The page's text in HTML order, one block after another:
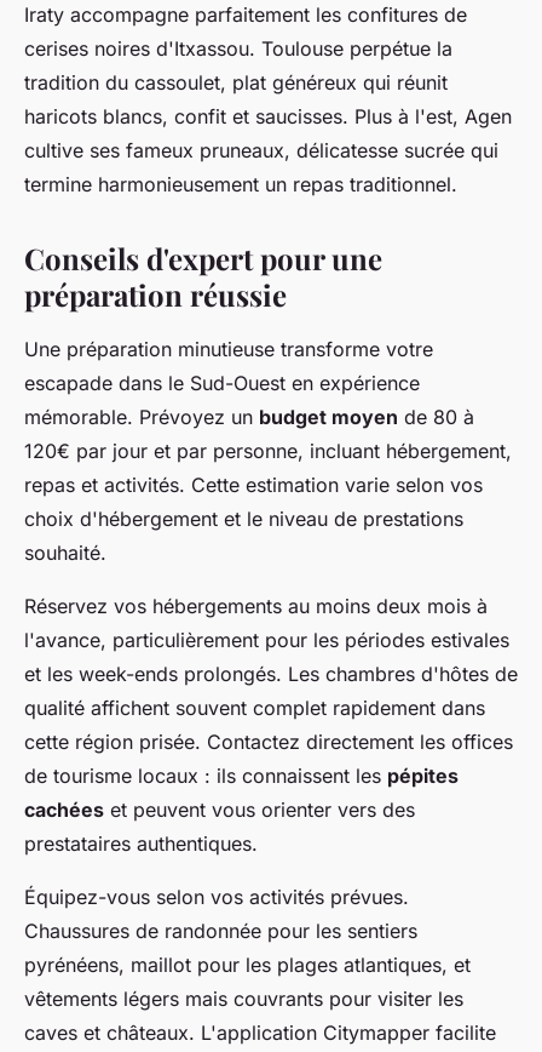
Iraty accompagne parfaitement les confitures de
cerises noires d'Itxassou. Toulouse perpétue la
tradition du cassoulet, plat généreux qui réunit
haricots blancs, confit et saucisses. Plus à l'est, Agen
cultive ses fameux pruneaux, délicatesse sucrée qui
termine harmonieusement un repas traditionnel.
Conseils d'expert pour une
préparation réussie
Une préparation minutieuse transforme votre
escapade dans le Sud-Ouest en expérience
mémorable. Prévoyez un budget moyen de 80 à
120€ par jour et par personne, incluant hébergement,
repas et activités. Cette estimation varie selon vos
choix d'hébergement et le niveau de prestations
souhaité.
Réservez vos hébergements au moins deux mois à
l'avance, particulièrement pour les périodes estivales
et les week-ends prolongés. Les chambres d'hôtes de
qualité affichent souvent complet rapidement dans
cette région prisée. Contactez directement les offices
de tourisme locaux : ils connaissent les pépites
cachées et peuvent vous orienter vers des
prestataires authentiques.
Équipez-vous selon vos activités prévues.
Chaussures de randonnée pour les sentiers
pyrénéens, maillot pour les plages atlantiques, et
vêtements légers mais couvrants pour visiter les
caves et châteaux. L'application Citymapper facilite